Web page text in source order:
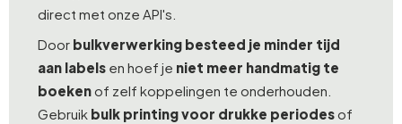
direct met onze API's.
Door bulkverwerking besteed je minder tijd
aan labels en hoef je niet meer handmatig te
boekenof zelf koppelingen te onderhouden.
Gebruik bulk printing voor drukke periodesof